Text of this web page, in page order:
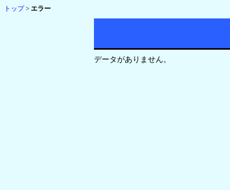
トップ> エラー
データがありません。